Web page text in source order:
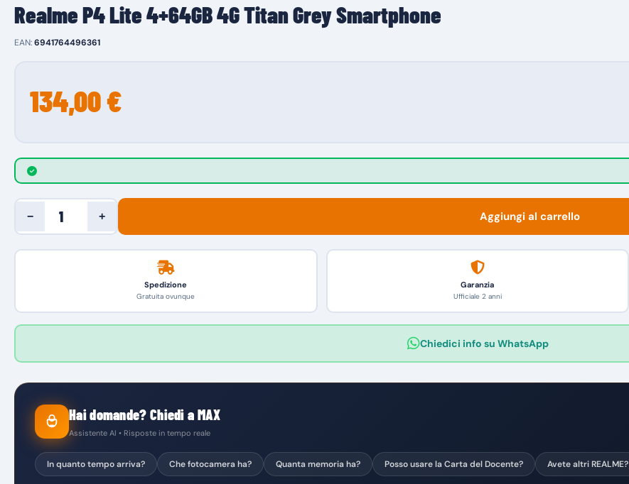
Realme P4 Lite 4+64GB 4G Titan Grey Smartphone
EAN:6941764496361
134,00 €
− + Aggiungi al carrello
Spedizione
Gratuita ovunque
Garanzia
Ufficiale 2 anni
Chiedici info su WhatsApp
Hai domande? Chiedi a MAX
Assistente AI • Risposte in tempo reale
In quanto tempo arriva? Che fotocamera ha? Quanta memoria ha? Posso usare la Carta del Docente? Avete altri REALME?